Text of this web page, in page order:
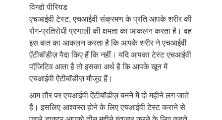
विन्डो पीरियड
एचआईवी टेस्ट, एचआईवी संक्रमण के प्रति आपके शरीर की
रोग-प्रतिरोधी प्रणाली की क्षमता का आकलन करता है। वह
इस बात का आकलन करता है कि आपके शरीर ने एचआईवी
ऐंटीबॉडीज़ पैदा किए हैं कि नहीं। यदि आपका टेस्ट एचआईवी
पॉजि़टिव आता है तो इसका अर्थ है कि आपके खून में
एचआईवी ऐंटीबॉडीज़ मौजूद हैं।
आम तौर पर एचआईवी ऐंटीबॉडीज़ बनने में दो महीने लग जाते
हैं। इसलिए आश्वस्त होने के लिए एचआईवी टेस्ट कराने से